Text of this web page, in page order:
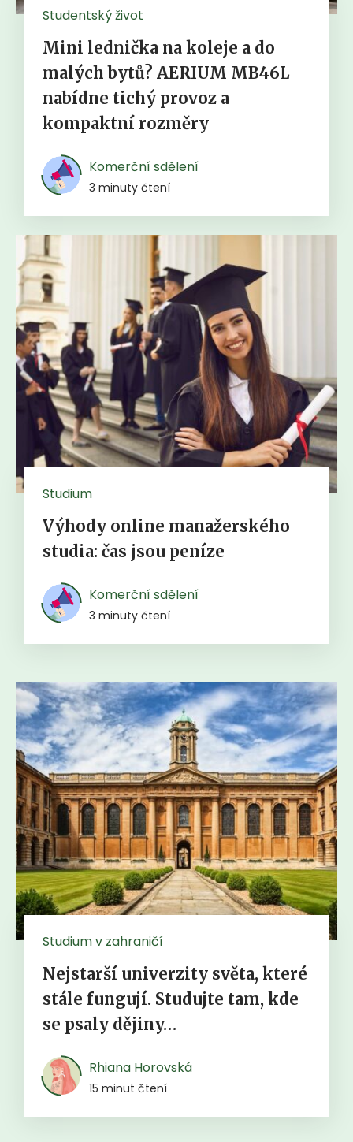
Studentský život
Mini lednička na koleje a do
malých bytů? AERIUM MB46L
nabídne tichý provoz a
kompaktní rozměry
Komerční sdělení
3 minuty čtení
Studium
Výhody online manažerského
studia: čas jsou peníze
Komerční sdělení
3 minuty čtení
Studium v zahraničí
Nejstarší univerzity světa, které
stále fungují. Studujte tam, kde
se psaly dějiny…
Rhiana Horovská
15 minut čtení